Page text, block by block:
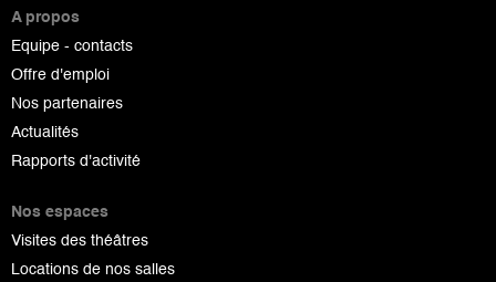
A propos
Equipe - contacts
Offre d'emploi
Nos partenaires
Actualités
Rapports d'activité
Nos espaces
Visites des théâtres
Locations de nos salles